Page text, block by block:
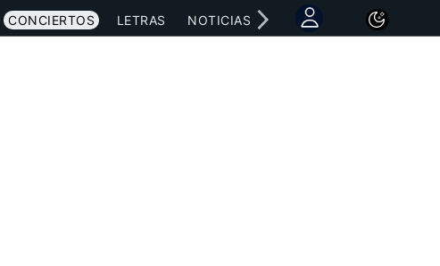
CONCIERTOS LETRAS NOTICIAS